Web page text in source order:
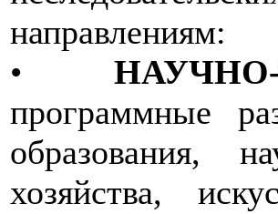
направлениям:
•
программные
образования,
хозяйства,